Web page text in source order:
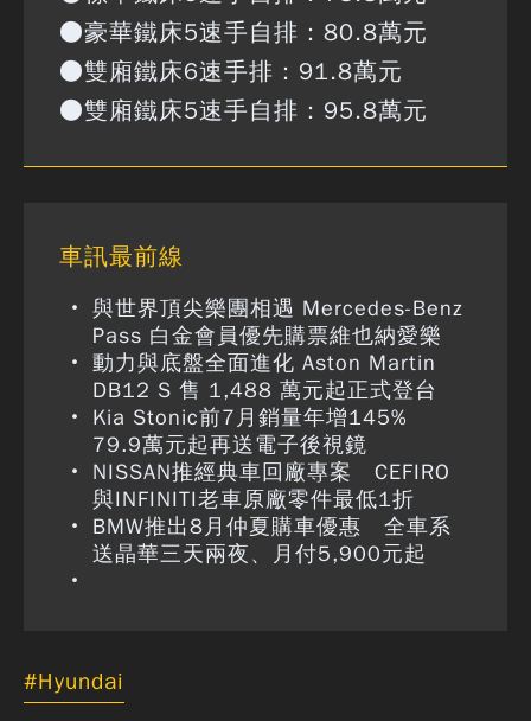
●豪華鐵床5速手自排：80.8萬元
●雙廂鐵床6速手排：91.8萬元
●雙廂鐵床5速手自排：95.8萬元
車訊最前線
與世界頂尖樂團相遇 Mercedes-Benz
Pass 白金會員優先購票維也納愛樂
動力與底盤全面進化 Aston Martin
DB12 S 售 1,488 萬元起正式登台
Kia Stonic前7月銷量年增145%
79.9萬元起再送電子後視鏡
NISSAN推經典車回廠專案 CEFIRO
與INFINITI老車原廠零件最低1折
BMW推出8月仲夏購車優惠 全車系
送晶華三天兩夜、月付5,900元起
Hyundai